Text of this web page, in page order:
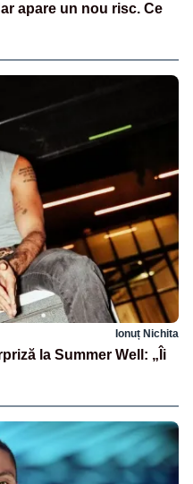
apare un nou risc. Ce
Ionuț Nichita
la Summer Well: „Îi